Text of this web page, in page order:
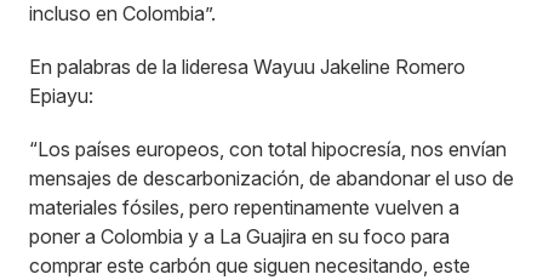
incluso en Colombia”.
En palabras de la lideresa Wayuu Jakeline Romero
Epiayu:
“Los países europeos, con total hipocresía, nos envían
mensajes de descarbonización, de abandonar el uso de
materiales fósiles, pero repentinamente vuelven a
poner a Colombia y a La Guajira en su foco para
comprar este carbón que siguen necesitando, este